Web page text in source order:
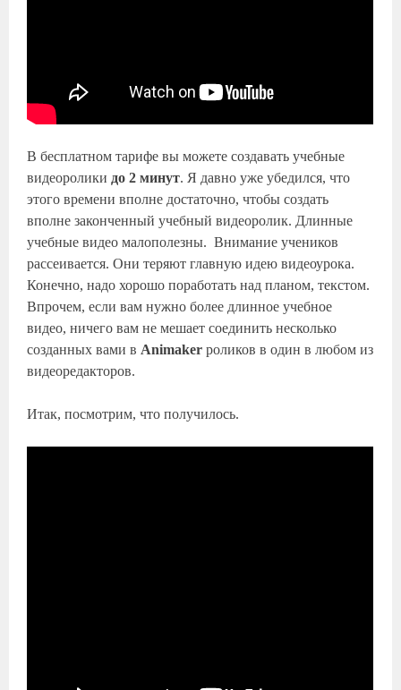
В бесплатном тарифе вы можете создавать учебные
видеоролики до 2 минут. Я давно уже убедился, что
этого времени вполне достаточно, чтобы создать
вполне законченный учебный видеоролик. Длинные
учебные видео малополезны. Внимание учеников
рассеивается. Они теряют главную идею видеоурока.
Конечно, надо хорошо поработать над планом, текстом.
Впрочем, если вам нужно более длинное учебное
видео, ничего вам не мешает соединить несколько
созданных вами в Animaker роликов в один в любом из
видеоредакторов.
Итак, посмотрим, что получилось.